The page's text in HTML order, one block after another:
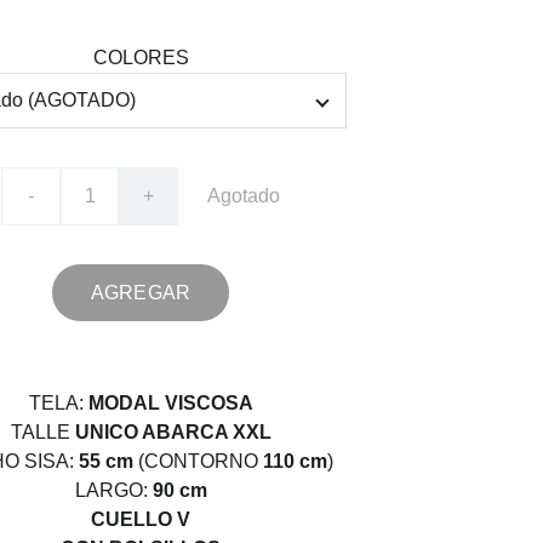
COLORES
- + Agotado
AGREGAR
TELA: MODAL VISCOSA
TALLE UNICO ABARCA XXL
SISA: 55 cm (CONTORNO 110 cm)
LARGO: 90 cm
CUELLO V